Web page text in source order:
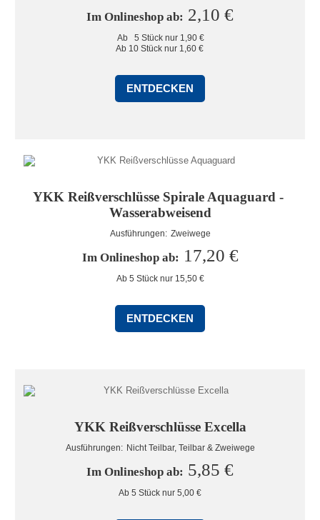
Im Onlineshop ab: 2,10 €
Ab   5 Stück nur 1,90 €
Ab 10 Stück nur 1,60 €
ENTDECKEN
YKK Reißverschlüsse Spirale Aquaguard -
Wasserabweisend
Ausführungen: Zweiwege
Im Onlineshop ab: 17,20 €
Ab 5 Stück nur 15,50 €
ENTDECKEN
YKK Reißverschlüsse Excella
Ausführungen: Nicht Teilbar, Teilbar & Zweiwege
Im Onlineshop ab: 5,85 €